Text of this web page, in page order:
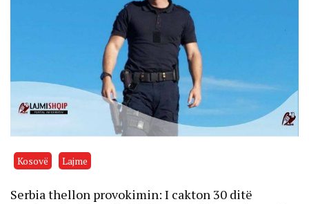
Kosovë Lajme
Serbia thellon provokimin: I cakton 30 ditë